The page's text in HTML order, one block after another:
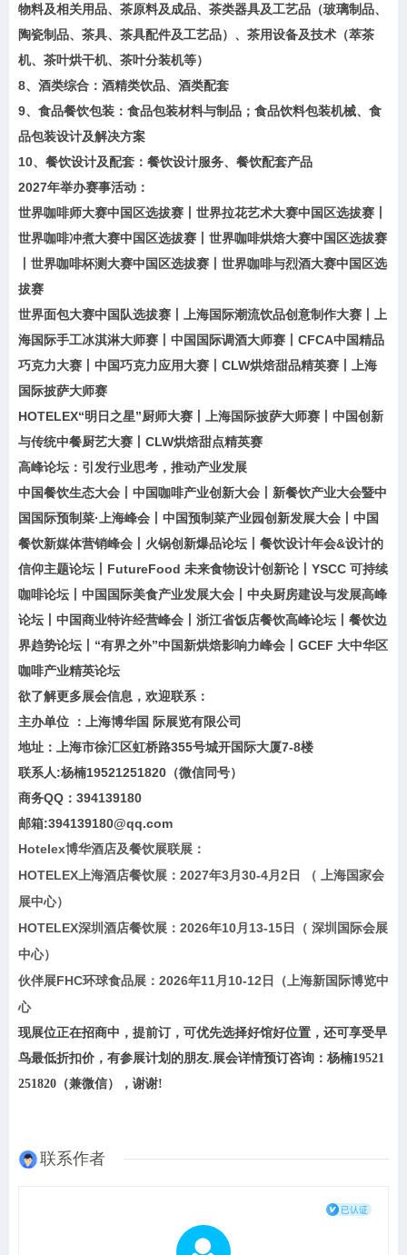
物料及相关用品、茶原料及成品、茶类器具及工艺品（玻璃制品、
陶瓷制品、茶具、茶具配件及工艺品）、茶用设备及技术（萃茶
机、茶叶烘干机、茶叶分装机等）
8、酒类综合：酒精类饮品、酒类配套
9、食品餐饮包装：食品包装材料与制品；食品饮料包装机械、食
品包装设计及解决方案
10、餐饮设计及配套：餐饮设计服务、餐饮配套产品
2027年举办赛事活动：
世界咖啡师大赛中国区选拔赛丨世界拉花艺术大赛中国区选拔赛丨
世界咖啡冲煮大赛中国区选拔赛丨世界咖啡烘焙大赛中国区选拔赛
丨世界咖啡杯测大赛中国区选拔赛丨世界咖啡与烈酒大赛中国区选
拔赛
世界面包大赛中国队选拔赛丨上海国际潮流饮品创意制作大赛丨上
海国际手工冰淇淋大师赛丨中国国际调酒大师赛丨CFCA中国精品
巧克力大赛丨中国巧克力应用大赛丨CLW烘焙甜品精英赛丨上海
国际披萨大师赛
HOTELEX“明日之星”厨师大赛丨上海国际披萨大师赛丨中国创新
与传统中餐厨艺大赛丨CLW烘焙甜点精英赛
高峰论坛：引发行业思考，推动产业发展
中国餐饮生态大会丨中国咖啡产业创新大会丨新餐饮产业大会暨中
国国际预制菜·上海峰会丨中国预制菜产业园创新发展大会丨中国
餐饮新媒体营销峰会丨火锅创新爆品论坛丨餐饮设计年会&设计的
信仰主题论坛丨FutureFood 未来食物设计创新论丨YSCC 可持续
咖啡论坛丨中国国际美食产业发展大会丨中央厨房建设与发展高峰
论坛丨中国商业特许经营峰会丨浙江省饭店餐饮高峰论坛丨餐饮边
界趋势论坛丨“有界之外”中国新烘焙影响力峰会丨GCEF 大中华区
咖啡产业精英论坛
欲了解更多展会信息，欢迎联系：
主办单位 ：上海博华国 际展览有限公司
地址：上海市徐汇区虹桥路355号城开国际大厦7-8楼
联系人:杨楠19521251820（微信同号）
商务QQ：394139180
邮箱:394139180@qq.com
Hotelex博华酒店及餐饮展联展：
HOTELEX上海酒店餐饮展：2027年3月30-4月2日 （ 上海国家会
展中心）
HOTELEX深圳酒店餐饮展：2026年10月13-15日（ 深圳国际会展
中心）
伙伴展FHC环球食品展：2026年11月10-12日（上海新国际博览中
心
现展位正在招商中，提前订，可优先选择好馆好位置，还可享受早
鸟最低折扣价，有参展计划的朋友.展会详情预订咨询：杨楠19521
251820（兼微信），谢谢!
联系作者